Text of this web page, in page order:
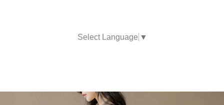
Select Language ▼